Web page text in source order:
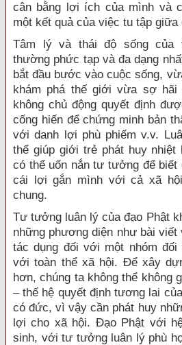
cân bằng lợi ích của mình và
một kết quả của việc tu tập
Tâm lý và thái độ sống của
thường phức tạp và đa dạng
bắt đầu bước vào cuộc sống,
khám phá thế giới vừa sợ hãi
không chủ động quyết định
cống hiến để chứng minh bản
với danh lợi phù phiếm v.v.
thể giúp giới trẻ phát huy nhiệt
có thể uốn nắn tư tưởng để
cái lợi gắn mình với cả xã
chung.
Tư tưởng luân lý của đạo Phật
những phương diện như bài
tác dụng đối với một nhóm
với toàn thể xã hội. Để xây
hơn, chúng ta không thể không
– thế hệ quyết định tương lai
có đức, vì vậy cần phát huy
lợi cho xã hội. Đạo Phật với
sinh, với tư tưởng luân lý phù